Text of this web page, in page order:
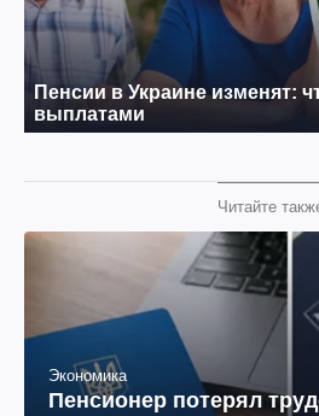
Читайте
Экономика
Пенсионер потерял